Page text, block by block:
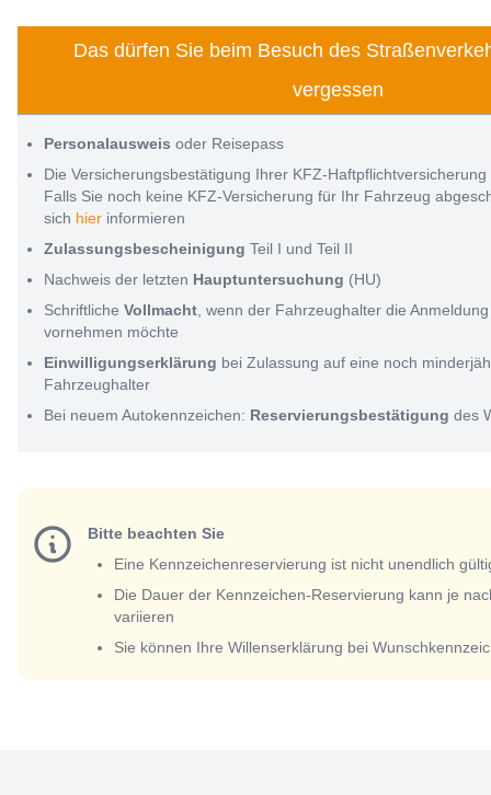
Das dürfen Sie beim Besuch des
vergessen
Personalausweis oder Reisepass
Die Versicherungsbestätigung Ihrer KFZ-
Falls Sie noch keine KFZ-Versicherung für Ihr Fahrzeug
sich hier informieren
Zulassungsbescheinigung Teil I und Teil II
Nachweis der letzten Hauptuntersuchung (HU)
Schriftliche Vollmacht , wenn der Fahrzeughalter die
vornehmen möchte
Einwilligungserklärung bei Zulassung auf eine noch
Fahrzeughalter
Bei neuem Autokennzeichen: Reservierungsbestätigung des
Bitte beachten Sie
Eine Kennzeichenreservierung ist nicht unendlich
Die Dauer der Kennzeichen-Reservierung kann je
variieren
Sie können Ihre Willenserklärung bei